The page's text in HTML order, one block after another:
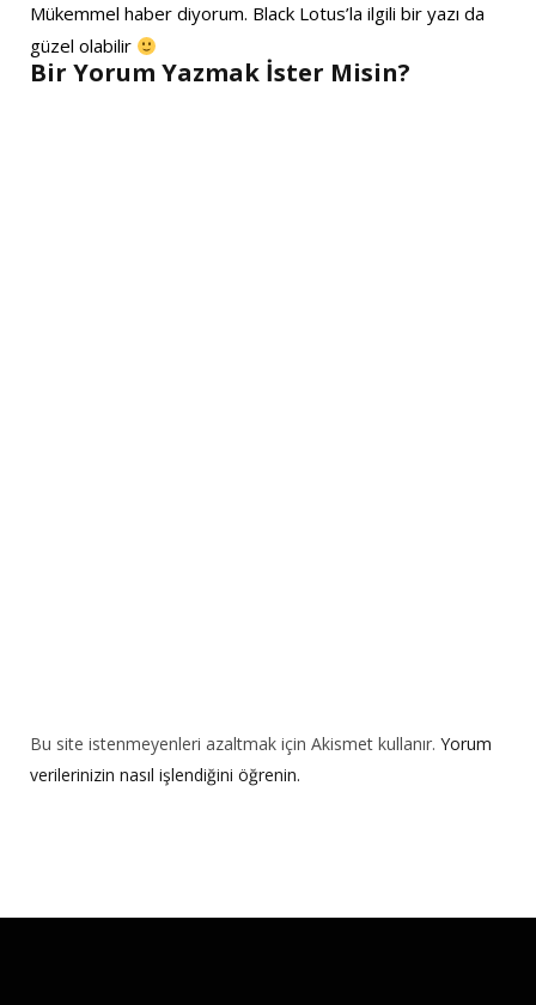
Mükemmel haber diyorum. Black Lotus’la ilgili bir yazı da
güzel olabilir
Bir Yorum Yazmak İster Misin?
Bu site istenmeyenleri azaltmak için Akismet kullanır. Yorum
verilerinizin nasıl işlendiğini öğrenin.